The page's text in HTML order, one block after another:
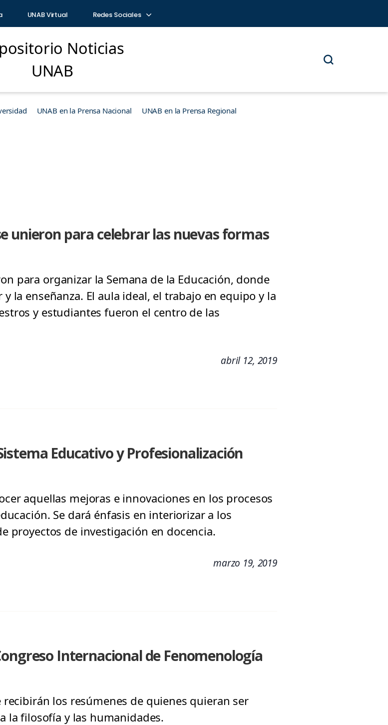
UNAB Virtual Redes Sociales
Noticias
UNAB
UNAB en la Prensa Nacional UNAB en la Prensa Regional
unieron para celebrar las nuevas formas
para organizar la Semana de la Educación, donde
la enseñanza. El aula ideal, el trabajo en equipo y la
y estudiantes fueron el centro de las
abril 12, 2019
Educativo y Profesionalización
aquellas mejoras e innovaciones en los procesos
Se dará énfasis en interiorizar a los
proyectos de investigación en docencia.
marzo 19, 2019
Internacional de Fenomenología
recibirán los resúmenes de quienes quieran ser
la filosofía y las humanidades.